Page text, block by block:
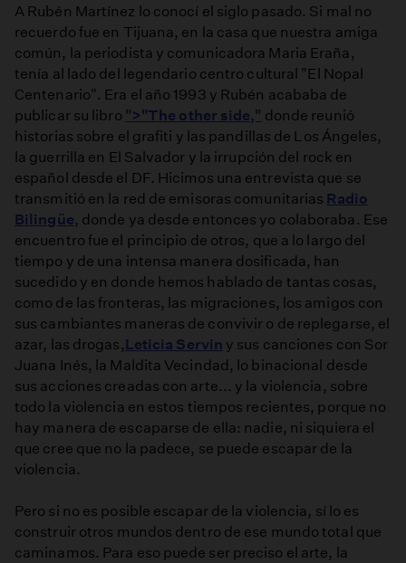
A Rubén Martínez lo conocí el siglo pasado. Si mal no
recuerdo fue en Tijuana, en la casa que nuestra amiga
común, la periodista y comunicadora Maria Eraña,
tenía al lado del legendario centro cultural "El Nopal
Centenario". Era el año 1993 y Rubén acababa de
publicar su libro ">"The other side," donde reunió
historias sobre el grafiti y las pandillas de Los Ángeles,
la guerrilla en El Salvador y la irrupción del rock en
español desde el DF. Hicimos una entrevista que se
transmitió en la red de emisoras comunitarias Radio
Bilingüe, donde ya desde entonces yo colaboraba. Ese
encuentro fue el principio de otros, que a lo largo del
tiempo y de una intensa manera dosificada, han
sucedido y en donde hemos hablado de tantas cosas,
como de las fronteras, las migraciones, los amigos con
sus cambiantes maneras de convivir o de replegarse, el
azar, las drogas, Leticia Servin y sus canciones con Sor
Juana Inés, la Maldita Vecindad, lo binacional desde
sus acciones creadas con arte... y la violencia, sobre
todo la violencia en estos tiempos recientes, porque no
hay manera de escaparse de ella: nadie, ni siquiera el
que cree que no la padece, se puede escapar de la
violencia.
Pero si no es posible escapar de la violencia, sí lo es
construir otros mundos dentro de ese mundo total que
caminamos. Para eso puede ser preciso el arte, la